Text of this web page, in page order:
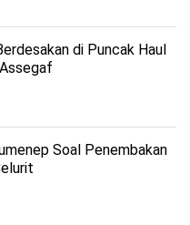
di Puncak Haul
Soal Penembakan